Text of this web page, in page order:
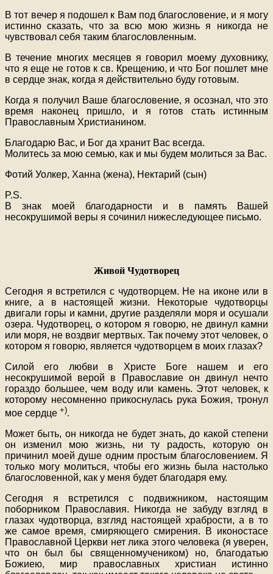
В тот вечер я подошел к Вам под благословение, и я могу
истинно сказать, что за всю мою жизнь я никогда не
чувствовал себя таким благословленным.
В течение многих месяцев я говорил моему духовнику,
что я еще не готов к св. Крещению, и что Бог пошлет мне
в сердце знак, когда я действительно буду готовым.
Когда я получил Ваше благословение, я осознал, что это
время наконец пришло, и я готов стать истинным
Православным Христианином.
Благодарю Вас, и Бог да хранит Вас всегда.
Молитесь за мою семью, как и мы будем молиться за Вас.
Фотий Уолкер, Ханна (жена), Нектарий (сын)
P.S.
В знак моей благодарности и в память Вашей
несокрушимой веры я сочинил нижеследующее письмо.
Живой Чудотворец
Сегодня я встретился с чудотворцем. Не на иконе или в
книге, а в настоящей жизни. Некоторые чудотворцы
двигали горы и камни, другие разделяли моря и осушали
озера. Чудотворец, о котором я говорю, не двинул камни
или моря, не воздвиг мертвых. Так почему этот человек, о
котором я говорю, является чудотворцем в моих глазах?
Силой его любви в Христе Боге нашем и его
несокрушимой верой в Православие он двинул нечто
гораздо большее, чем воду или камень. Этот человек, к
которому несомненно прикоснулась рука Божия, тронул
мое сердце +).
Может быть, он никогда не будет знать, до какой степени
он изменил мою жизнь, ни ту радость, которую он
причинил моей душе одним простым благословением. Я
только могу молиться, чтобы его жизнь была настолько
благословенной, как у меня будет благодаря ему.
Сегодня я встретился с подвижником, настоящим
поборником Православия. Никогда не забуду взгляд в
глазах чудотворца, взгляд настоящей храбрости, а в то
же самое время, смиряющего смирения. В иконостасе
Православной Церкви нет лика этого человека (я уверен,
что он был бы священномучеником) но, благодатью
Божиею, мир православных христиан истинно